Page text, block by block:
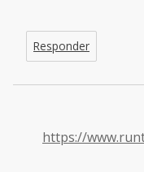
Responder
https://